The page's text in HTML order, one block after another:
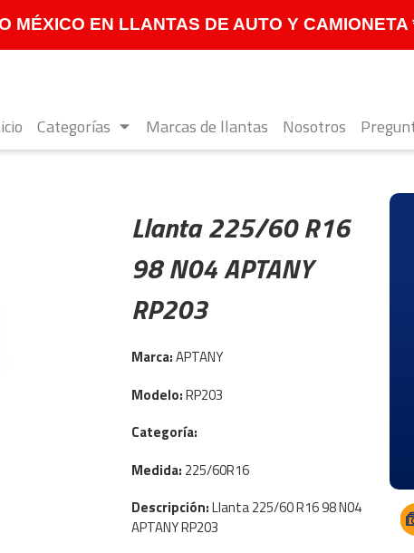
MÉXICO EN LLANTAS DE AUTO Y
Categorías Marcas de llantas Nosotros
Llanta 225/60 R16
98 N04 APTANY
RP203
Marca:APTANY
Modelo:RP203
Categoría:
Medida: 225/60R16
Descripción:Llanta 225/60 R16 98 N04
APTANY RP203